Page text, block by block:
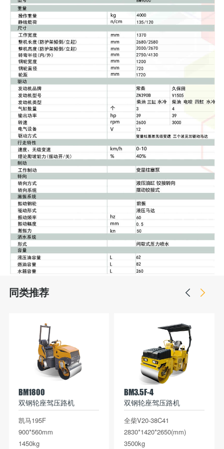
同类推荐
BM1800
双钢轮座驾压路机
凯马195F
900*560mm
1450kg
BM3.5F-4
双钢轮座驾压路机
全柴V20-38C41
2830*1420*2650(mm)
3500kg